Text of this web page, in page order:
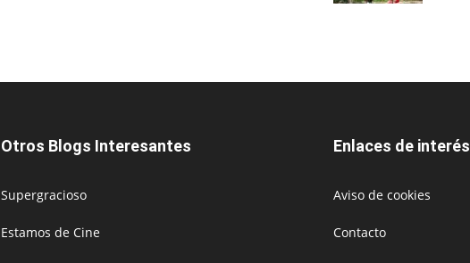
Otros Blogs Interesantes
Supergracioso
Estamos de Cine
Enlaces de interés
Aviso de cookies
Contacto